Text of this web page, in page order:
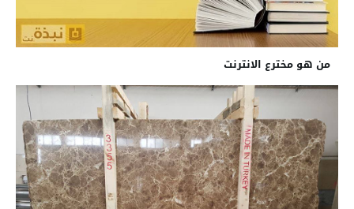
من هو مخترع الانترنت